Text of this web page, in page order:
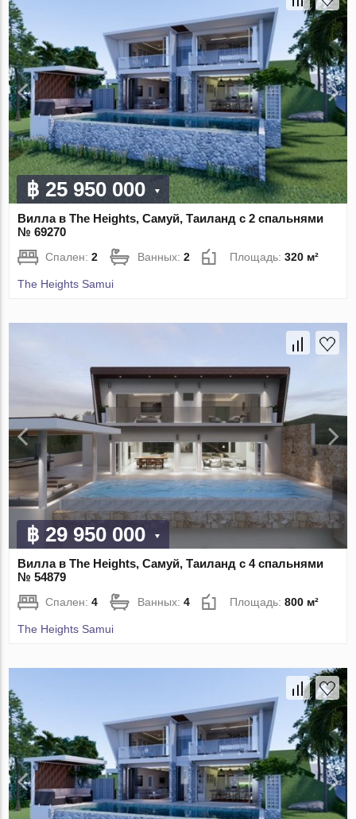
฿ 25 950 000
Вилла в The Heights, Самуй, Таиланд с 2 спальнями
№ 69270
Спален:2 Ванных:2 Площадь:320 м²
The Heights Samui
฿ 29 950 000
Вилла в The Heights, Самуй, Таиланд с 4 спальнями
№ 54879
Спален:4 Ванных:4 Площадь:800 м²
The Heights Samui